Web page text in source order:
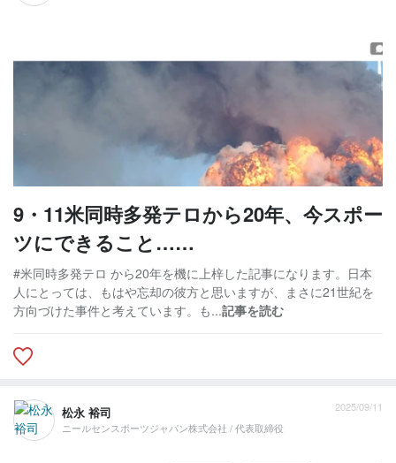
9・11米同時多発テロから20年、今スポー
ツにできること……
#米同時多発テロ から20年を機に上梓した記事になります。日本
人にとっては、もはや忘却の彼方と思いますが、まさに21世紀を
方向づけた事件と考えています。も...記事を読む
松永 裕司
ニールセンスポーツジャパン株式会社 / 代表取締役
2025/09/11